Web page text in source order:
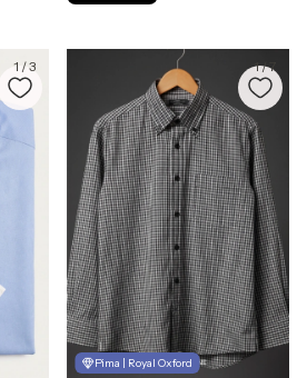
1 /3
Pima | Royal Oxford
1/7